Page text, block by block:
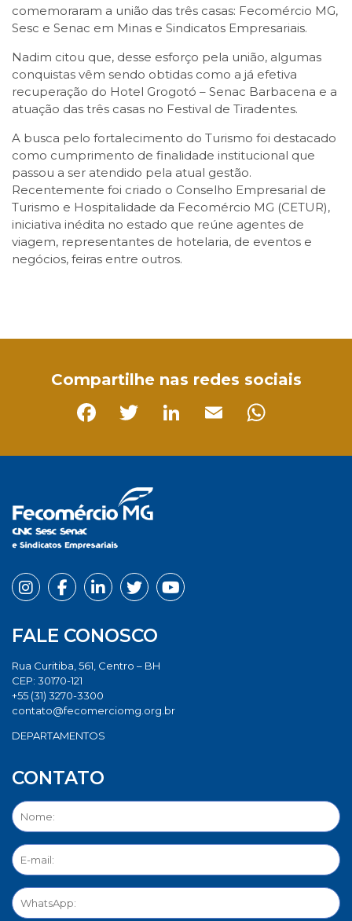
comemoraram a união das três casas: Fecomércio MG,
Sesc e Senac em Minas e Sindicatos Empresariais.
Nadim citou que, desse esforço pela união, algumas
conquistas vêm sendo obtidas como a já efetiva
recuperação do Hotel Grogotó – Senac Barbacena e a
atuação das três casas no Festival de Tiradentes.
A busca pelo fortalecimento do Turismo foi destacado
como cumprimento de finalidade institucional que
passou a ser atendido pela atual gestão.
Recentemente foi criado o Conselho Empresarial de
Turismo e Hospitalidade da Fecomércio MG (CETUR),
iniciativa inédita no estado que reúne agentes de
viagem, representantes de hotelaria, de eventos e
negócios, feiras entre outros.
Compartilhe nas redes sociais
FALE CONOSCO
Rua Curitiba, 561, Centro – BH
CEP: 30170-121
+55 (31) 3270-3300
contato@fecomerciomg.org.br
DEPARTAMENTOS
CONTATO